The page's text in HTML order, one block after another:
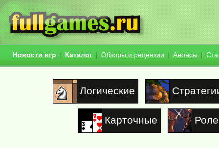
Новости игр Каталог Обзоры и рецензии Анонсы
Логические
Карточные